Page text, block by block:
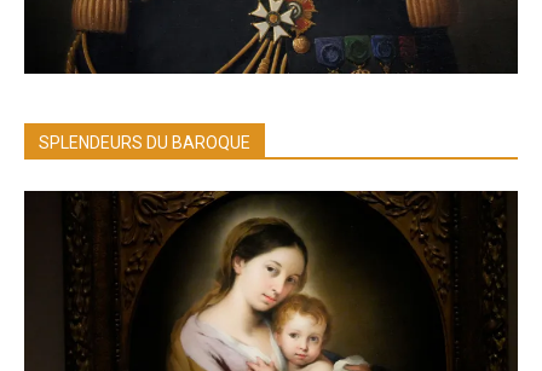
SPLENDEURS DU BAROQUE